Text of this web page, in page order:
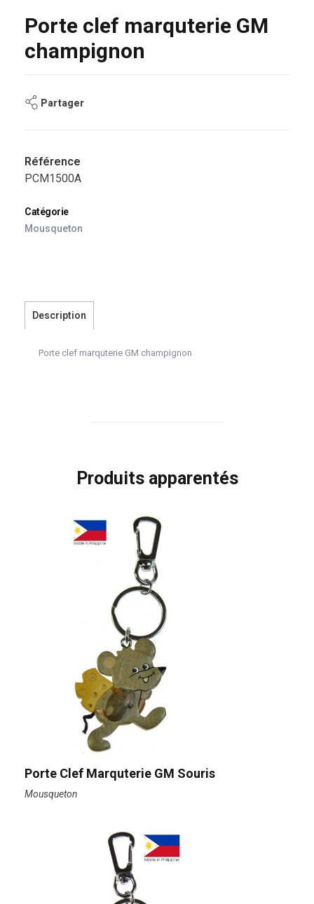
Porte clef marquterie GM
champignon
Partager
Référence
PCM1500A
Catégorie
Mousqueton
Description
Porte clef marquterie GM champignon
Produits apparentés
Porte Clef Marquterie GM Souris
Mousqueton